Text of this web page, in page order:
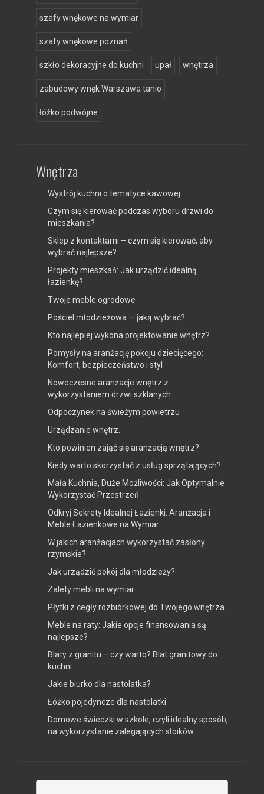
szafy wnękowe na wymiar
szafy wnękowe poznań
szkło dekoracyjne do kuchni upał wnętrza
zabudowy wnęk Warszawa tanio
łóżko podwójne
Wnętrza
Wystrój kuchni o tematyce kawowej
Czym się kierować podczas wyboru drzwi do
mieszkania?
Sklep z kontaktami – czym się kierować, aby
wybrać najlepsze?
Projekty mieszkań: Jak urządzić idealną
łazienkę?
Twoje meble ogrodowe
Pościel młodzieżowa — jaką wybrać?
Kto najlepiej wykona projektowanie wnętrz?
Pomysły na aranżację pokoju dziecięcego:
Komfort, bezpieczeństwo i styl
Nowoczesne aranżacje wnętrz z
wykorzystaniem drzwi szklanych
Odpoczynek na świeżym powietrzu
Urządzanie wnętrz.
Kto powinien zająć się aranżacją wnętrz?
Kiedy warto skorzystać z usług sprzątających?
Mała Kuchnia, Duże Możliwości: Jak Optymalnie
Wykorzystać Przestrzeń
Odkryj Sekrety Idealnej Łazienki: Aranżacja i
Meble Łazienkowe na Wymiar
W jakich aranżacjach wykorzystać zasłony
rzymskie?
Jak urządzić pokój dla młodzieży?
Zalety mebli na wymiar
Płytki z cegły rozbiórkowej do Twojego wnętrza
Meble na raty: Jakie opcje finansowania są
najlepsze?
Blaty z granitu – czy warto? Blat granitowy do
kuchni
Jakie biurko dla nastolatka?
Łóżko pojedyncze dla nastolatki
Domowe świeczki w szkole, czyli idealny sposób,
na wykorzystanie zalegających słoików.